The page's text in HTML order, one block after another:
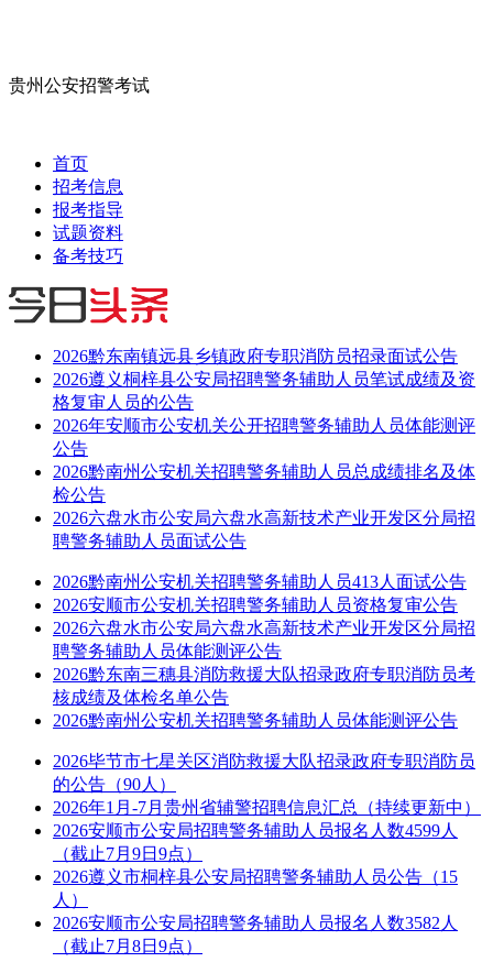
贵州公安招警考试
首页
招考信息
报考指导
试题资料
备考技巧
2026黔东南镇远县乡镇政府专职消防员招录面试公告
2026遵义桐梓县公安局招聘警务辅助人员笔试成绩及资
格复审人员的公告
2026年安顺市公安机关公开招聘警务辅助人员体能测评
公告
2026黔南州公安机关招聘警务辅助人员总成绩排名及体
检公告
2026六盘水市公安局六盘水高新技术产业开发区分局招
聘警务辅助人员面试公告
2026黔南州公安机关招聘警务辅助人员413人面试公告
2026安顺市公安机关招聘警务辅助人员资格复审公告
2026六盘水市公安局六盘水高新技术产业开发区分局招
聘警务辅助人员体能测评公告
2026黔东南三穗县消防救援大队招录政府专职消防员考
核成绩及体检名单公告
2026黔南州公安机关招聘警务辅助人员体能测评公告
2026毕节市七星关区消防救援大队招录政府专职消防员
的公告（90人）
2026年1月-7月贵州省辅警招聘信息汇总（持续更新中）
2026安顺市公安局招聘警务辅助人员报名人数4599人
（截止7月9日9点）
2026遵义市桐梓县公安局招聘警务辅助人员公告（15
人）
2026安顺市公安局招聘警务辅助人员报名人数3582人
（截止7月8日9点）